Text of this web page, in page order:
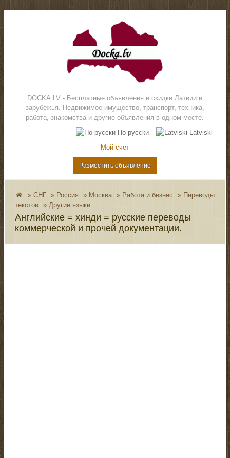
DOCKA.LV - Бесплатные объявления и скидки Латвии и
зарубежья. Недвижимое имущество, транспорт, техника,
работа, знакомства и другие объявления в одном месте.
По-русски
Latviski
Мой счет
Разместить объявление
»СНГ » Россия » Москва » Работа и бизнес » Переводы
текстов
» Другие языки
Английские = хинди = русские переводы
коммерческой и прочей документации.